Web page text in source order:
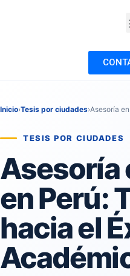
Inicio›Tesis por ciudades›Asesoría
TESIS POR CIUDADES
Asesoría
en Perú:
hacia el